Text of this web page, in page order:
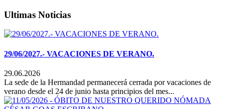
Ultimas Noticias
29/06/2027.- VACACIONES DE VERANO.
29.06.2026
La sede de la Hermandad permanecerá cerrada por vacaciones de
verano desde el 24 de junio hasta principios del mes...